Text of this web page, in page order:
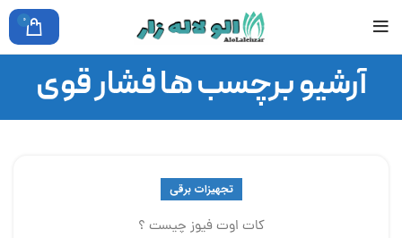
0
آرشیو برچسب ها فشار قوی
تجهیزات برقی
کات اوت فیوز چیست ؟